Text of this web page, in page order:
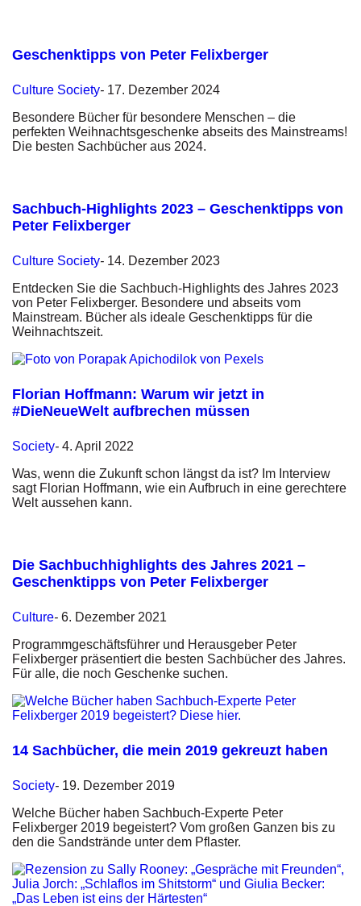
Geschenktipps von Peter Felixberger
Culture Society- 17. Dezember 2024
Besondere Bücher für besondere Menschen – die
perfekten Weihnachtsgeschenke abseits des Mainstreams!
Die besten Sachbücher aus 2024.
Sachbuch-Highlights 2023 – Geschenktipps von
Peter Felixberger
Culture Society- 14. Dezember 2023
Entdecken Sie die Sachbuch-Highlights des Jahres 2023
von Peter Felixberger. Besondere und abseits vom
Mainstream. Bücher als ideale Geschenktipps für die
Weihnachtszeit.
Florian Hoffmann: Warum wir jetzt in
#DieNeueWelt aufbrechen müssen
Society- 4. April 2022
Was, wenn die Zukunft schon längst da ist? Im Interview
sagt Florian Hoffmann, wie ein Aufbruch in eine gerechtere
Welt aussehen kann.
Die Sachbuchhighlights des Jahres 2021 –
Geschenktipps von Peter Felixberger
Culture- 6. Dezember 2021
Programmgeschäftsführer und Herausgeber Peter
Felixberger präsentiert die besten Sachbücher des Jahres.
Für alle, die noch Geschenke suchen.
14 Sachbücher, die mein 2019 gekreuzt haben
Society- 19. Dezember 2019
Welche Bücher haben Sachbuch-Experte Peter
Felixberger 2019 begeistert? Vom großen Ganzen bis zu
den die Sandstrände unter dem Pflaster.